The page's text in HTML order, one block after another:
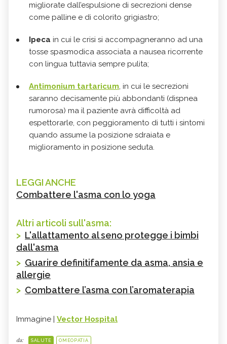
migliorate dall’espulsione di secrezioni dense
come palline e di colorito grigiastro;
Ipeca in cui le crisi si accompagneranno ad una
tosse spasmodica associata a nausea ricorrente
con lingua tuttavia sempre pulita;
Antimonium tartaricum, in cui le secrezioni
saranno decisamente più abbondanti (dispnea
rumorosa) ma il paziente avrà difficoltà ad
espettorarle, con peggioramento di tutti i sintomi
quando assume la posizione sdraiata e
miglioramento in posizione seduta.
LEGGI ANCHE
Combattere l'asma con lo yoga
Altri articoli sull'asma:
> L'allattamento al seno protegge i bimbi
dall'asma
> Guarire definitifamente da asma, ansia e
allergie
> Combattere l’asma con l’aromaterapia
Immagine | Vector Hospital
da: SALUTE OMEOPATIA